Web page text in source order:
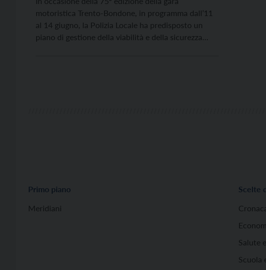
motoristica Trento-Bondone, in programma dall’11
al 14 giugno, la Polizia Locale ha predisposto un
piano di gestione della viabilità e della sicurezza
Primo piano
Meridiani
Scelte
Salute
Scuola